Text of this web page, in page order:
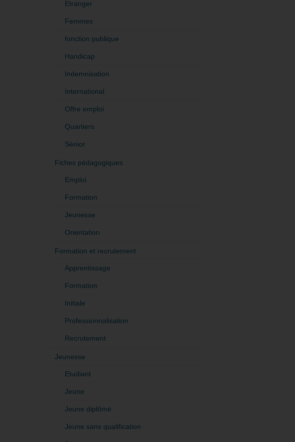
Etranger
Femmes
fonction publique
Handicap
Indemnisation
International
Offre emploi
Quartiers
Sénior
Fiches pédagogiques
Emploi
Formation
Jeunesse
Orientation
Formation et recrutement
Apprentissage
Formation
Initiale
Professionnalisation
Recrutement
Jeunesse
Etudiant
Jeune
Jeune diplômé
Jeune sans qualification